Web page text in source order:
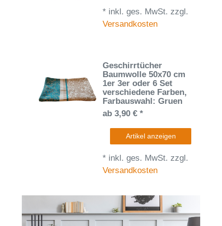
* inkl. ges. MwSt. zzgl.
Versandkosten
Geschirrtücher
Baumwolle 50x70 cm
1er 3er oder 6 Set
verschiedene Farben,
Farbauswahl: Gruen
ab 3,90 € *
Artikel anzeigen
* inkl. ges. MwSt. zzgl.
Versandkosten